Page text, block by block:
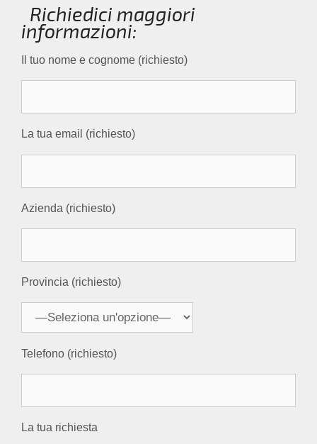
Richiedici maggiori
informazioni:
Il tuo nome e cognome (richiesto)
La tua email (richiesto)
Azienda (richiesto)
Provincia (richiesto)
Telefono (richiesto)
La tua richiesta